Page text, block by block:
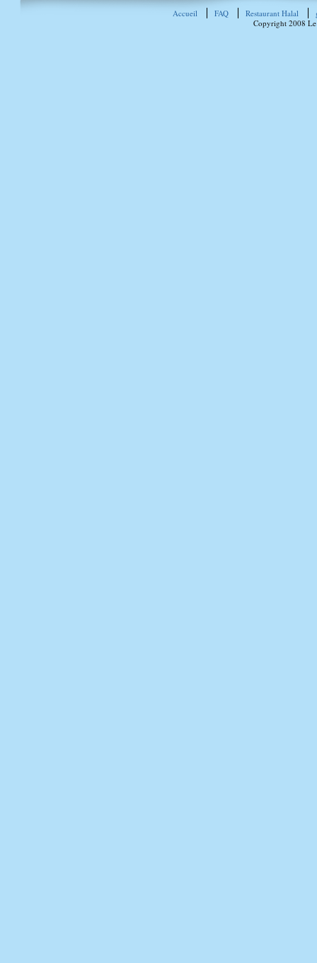
Accueil FAQ Restaurant Halal
Copyright 2008